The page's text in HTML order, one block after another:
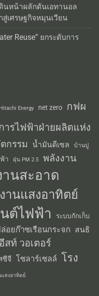
นหน้าผลักดันเอทานอล
สู่เศรษฐกิจหมุนเวียน
Reuse” ยกระดับการ
Hitachi Energy net zero กฟผ
ารไฟฟ้าฝ่ายผลิตแห่ง
กรรม น้ำมันดีเซล บ้านปู
า ฝุ่น PM 2.5 พลังงาน
านสะอาด
านแสงอาทิตย์
ต์ไฟฟ้า
ระบบกักเก็บ
อยก๊าซเรือนกระจก สนธิ
อีสท์ วอเตอร์
ซีจี โซลาร์เซลล์ โรง
สงอาทิตย์